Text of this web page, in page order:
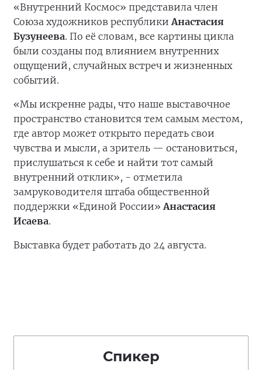
«Внутренний Космос» представила член
Союза художников республики Анастасия
Бузунеева. По её словам, все картины цикла
были созданы под влиянием внутренних
ощущений, случайных встреч и жизненных
событий.
«Мы искренне рады, что наше выставочное
пространство становится тем самым местом,
где автор может открыто передать свои
чувства и мысли, а зритель — остановиться,
прислушаться к себе и найти тот самый
внутренний отклик», - отметила
замруководителя штаба общественной
поддержки «Единой России» Анастасия
Исаева.
Выставка будет работать до 24 августа.
Спикер